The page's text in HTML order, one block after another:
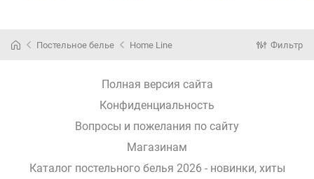
Постельное белье Home Line Фильтр
Полная версия сайта
Конфиденциальность
Вопросы и пожелания по сайту
Магазинам
Каталог постельного белья 2026 - новинки, хиты